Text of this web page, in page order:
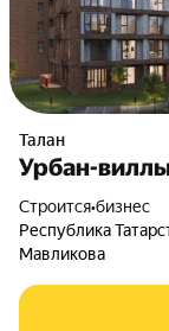
Талан
Урбан-
Строится•бизнес
Республика
Мавликова